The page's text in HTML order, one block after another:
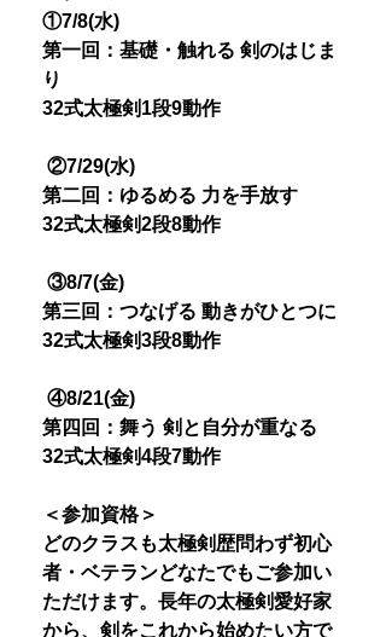
①7/8(水)
第一回：基礎・触れる 剣のはじま
り
32式太極剣1段9動作
②7/29(水)
第二回：ゆるめる 力を手放す
32式太極剣2段8動作
③8/7(金)
第三回：つなげる 動きがひとつに
32式太極剣3段8動作
④8/21(金)
第四回：舞う 剣と自分が重なる
32式太極剣4段7動作
＜参加資格＞
どのクラスも太極剣歴問わず初心
者・ベテランどなたでもご参加い
ただけます。長年の太極剣愛好家
から、剣をこれから始めたい方で